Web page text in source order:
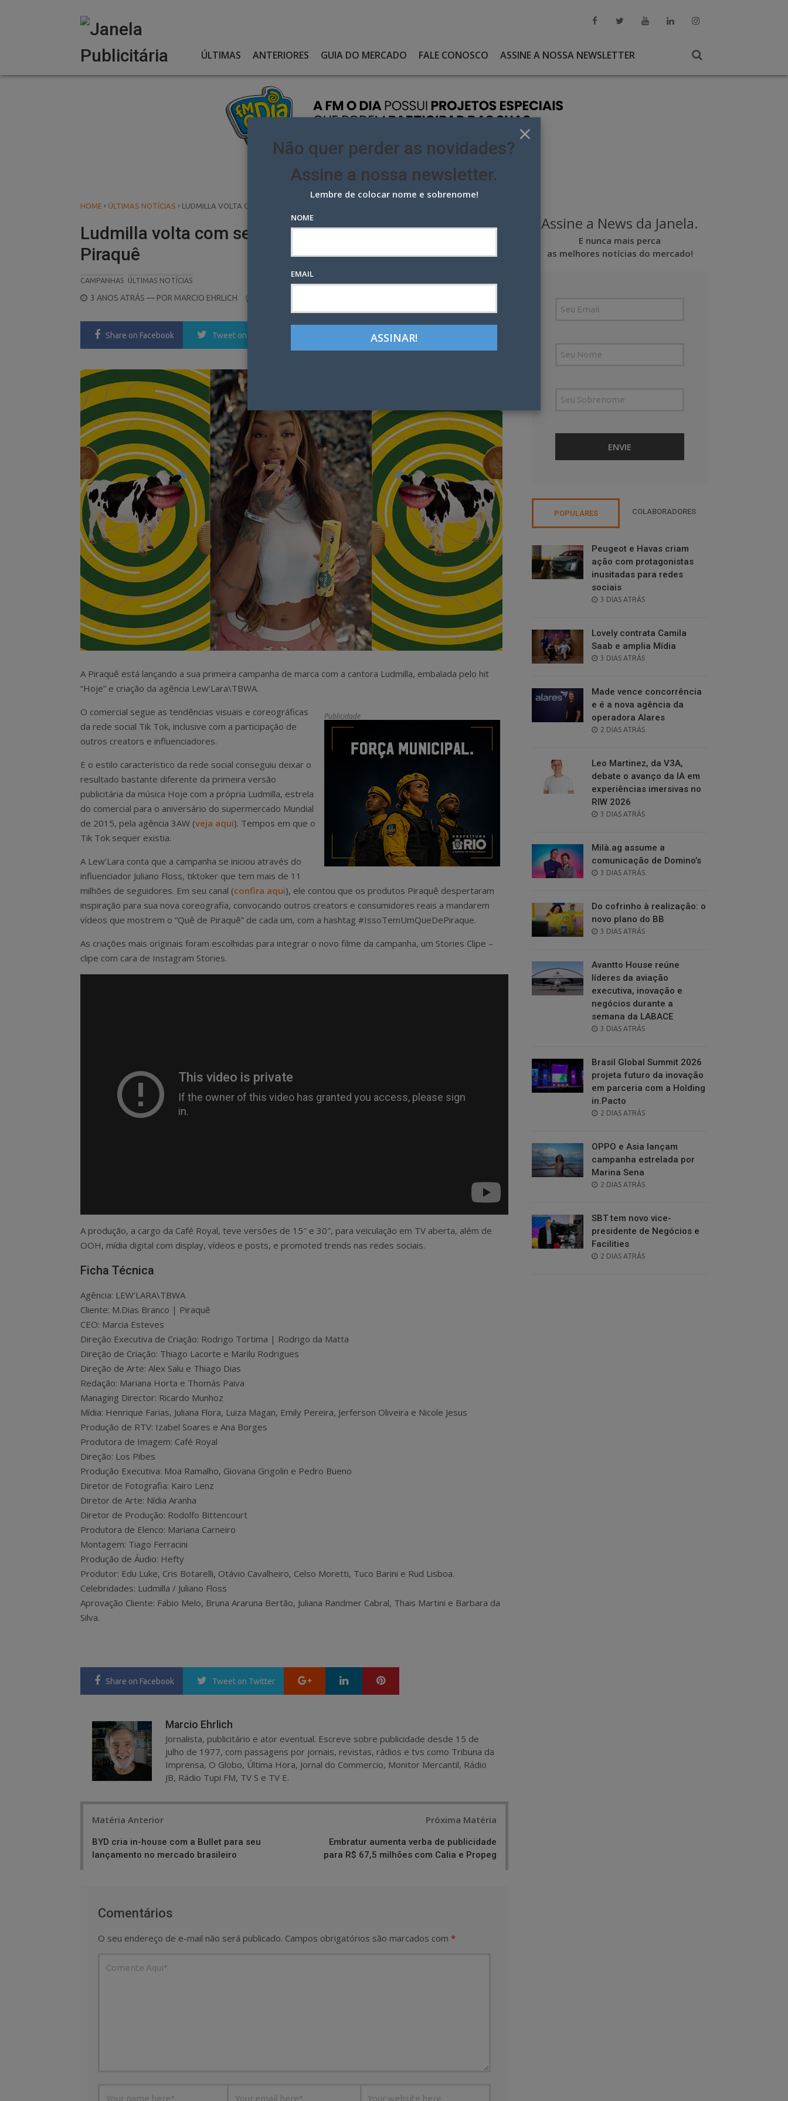
ÚLTIMAS ANTERIORES GUIA DO MERCADO FALE CONOSCO ASSINE A NOSSA NEWSLETTER
HOME › ÚLTIMAS NOTÍCIAS › LUDMILLA VOLTA COM SEU HIT “HOJE”, EM VERSÃO PARA A PIRAQUÊ
Ludmilla volta com seu hit “Hoje”, em versão para a
Piraquê
CAMPANHAS ÚLTIMAS NOTÍCIAS
POSTED
3 ANOS ATRÁS — POR MARCIO EHRLICH
Share on Facebook Tweet on Twitter LinkedIn Pinterest
A Piraquê está lançando a sua primeira campanha de marca com a cantora Ludmilla, embalada pelo hit
“Hoje” e criação da agência Lew’Lara\TBWA.
Publicidade
O comercial segue as tendências visuais e coreográficas
da rede social Tik Tok, inclusive com a participação de
outros creators e influenciadores.
E o estilo característico da rede social conseguiu deixar o
resultado bastante diferente da primeira versão
publicitária da música Hoje com a própria Ludmilla, estrela
do comercial para o aniversário do supermercado Mundial
de 2015, pela agência 3AW (veja aqui). Tempos em que o
Tik Tok sequer existia.
A Lew’Lara conta que a campanha se iniciou através do
influenciador Juliano Floss, tiktoker que tem mais de 11
milhões de seguidores. Em seu canal (confira aqui), ele contou que os produtos Piraquê despertaram
inspiração para sua nova coreografia, convocando outros creators e consumidores reais a mandarem
vídeos que mostrem o “Quê de Piraquê” de cada um, com a hashtag #IssoTemUmQueDePiraque.
As criações mais originais foram escolhidas para integrar o novo filme da campanha, um Stories Clipe –
clipe com cara de Instagram Stories.
A produção, a cargo da Café Royal, teve versões de 15″ e 30″, para veiculação em TV aberta, além de
OOH, mídia digital com display, vídeos e posts, e promoted trends nas redes sociais.
Ficha Técnica
Agência: LEW’LARA\TBWA
Cliente: M.Dias Branco | Piraquê
CEO: Marcia Esteves
Direção Executiva de Criação: Rodrigo Tortima | Rodrigo da Matta
Direção de Criação: Thiago Lacorte e Marilu Rodrigues
Direção de Arte: Alex Salu e Thiago Dias
Redação: Mariana Horta e Thomás Paiva
Managing Director: Ricardo Munhoz
Mídia: Henrique Farias, Juliana Flora, Luiza Magan, Emily Pereira, Jerferson Oliveira e Nicole Jesus
Produção de RTV: Izabel Soares e Ana Borges
Produtora de Imagem: Café Royal
Direção: Los Pibes
Produção Executiva: Moa Ramalho, Giovana Grigolin e Pedro Bueno
Diretor de Fotografia: Kairo Lenz
Diretor de Arte: Nídia Aranha
Diretor de Produção: Rodolfo Bittencourt
Produtora de Elenco: Mariana Carneiro
Montagem: Tiago Ferracini
Produção de Áudio: Hefty
Produtor: Edu Luke, Cris Botarelli, Otávio Cavalheiro, Celso Moretti, Tuco Barini e Rud Lisboa.
Celebridades: Ludmilla / Juliano Floss
Aprovação Cliente: Fabio Melo, Bruna Araruna Bertão, Juliana Randmer Cabral, Thais Martini e Barbara da
Silva.
Share on Facebook Tweet on Twitter Google+ LinkedIn
Marcio Ehrlich
Jornalista, publicitário e ator eventual. Escreve sobre publicidade desde 15 de
julho de 1977, com passagens por jornais, revistas, rádios e tvs como Tribuna da
Imprensa, O Globo, Última Hora, Jornal do Commercio, Monitor Mercantil, Rádio
JB, Rádio Tupi FM, TV S e TV E.
Matéria Anterior
BYD cria in-house com a Bullet para seu
lançamento no mercado brasileiro
Próxima Matéria
Embratur aumenta verba de publicidade
para R$ 67,5 milhões com Calia e Propeg
Comentários
O seu endereço de e-mail não será publicado. Campos obrigatórios são marcados com *
Assine a News da Janela.
E nunca mais perca
as melhores notícias do mercado!
POPULARES COLABORADORES
Peugeot e Havas criam
ação com protagonistas
inusitadas para redes
sociais
POSTED
3 DIAS ATRÁS
Lovely contrata Camila
Saab e amplia Mídia
POSTED
3 DIAS ATRÁS
Made vence concorrência
e é a nova agência da
operadora Alares
POSTED
2 DIAS ATRÁS
Leo Martinez, da V3A,
debate o avanço da IA em
experiências imersivas no
RIW 2026
POSTED
3 DIAS ATRÁS
Milà.ag assume a
comunicação de Domino’s
POSTED
3 DIAS ATRÁS
Do cofrinho à realização: o
novo plano do BB
POSTED
3 DIAS ATRÁS
Avantto House reúne
líderes da aviação
executiva, inovação e
negócios durante a
semana da LABACE
POSTED
3 DIAS ATRÁS
Brasil Global Summit 2026
projeta futuro da inovação
em parceria com a Holding
in.Pacto
POSTED
2 DIAS ATRÁS
OPPO e Asia lançam
campanha estrelada por
Marina Sena
POSTED
2 DIAS ATRÁS
SBT tem novo vice-
presidente de Negócios e
Facilities
POSTED
2 DIAS ATRÁS
×
Não quer perder as novidades?
Assine a nossa newsletter.
Lembre de colocar nome e sobrenome!
NOME
EMAIL